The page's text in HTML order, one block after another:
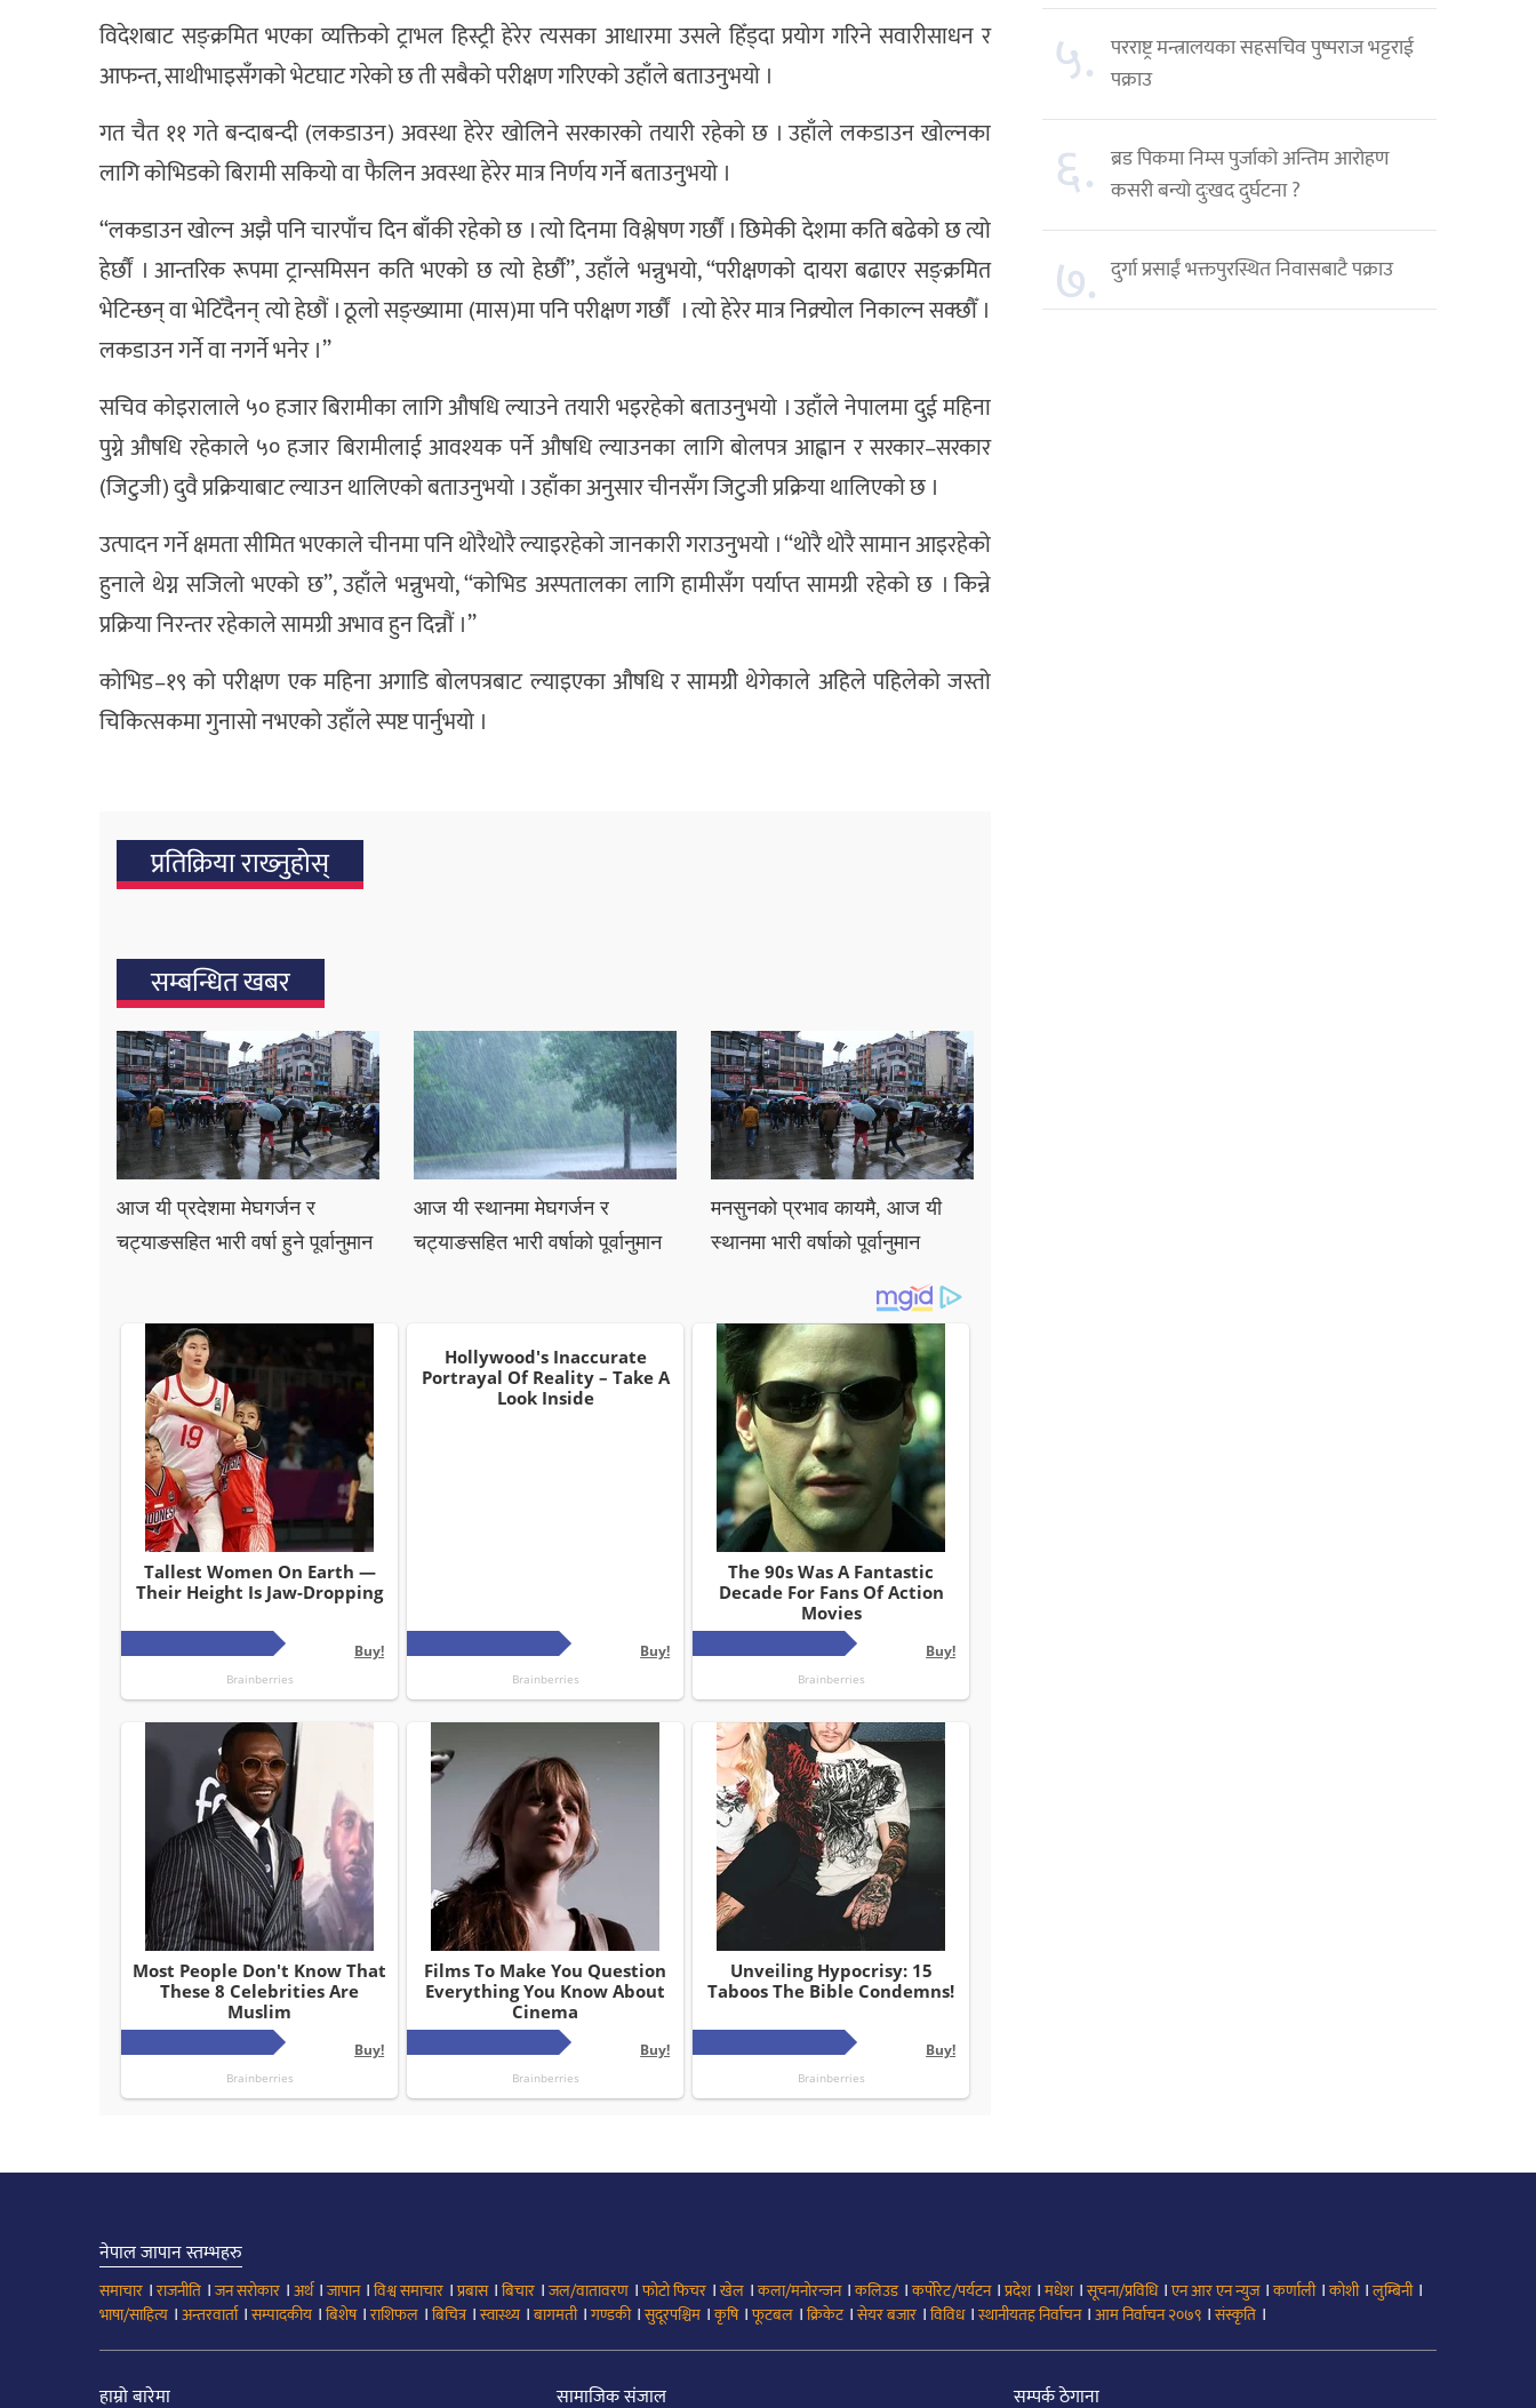
विदेशबाट सङ्क्रमित भएका व्यक्तिको ट्राभल हिस्ट्री हेरेर त्यसका आधारमा उसले हिँड्दा प्रयोग गरिने सवारीसाधन र
आफन्त, साथीभाइसँगको भेटघाट गरेको छ ती सबैको परीक्षण गरिएको उहाँले बताउनुभयो ।
गत चैत ११ गते बन्दाबन्दी (लकडाउन) अवस्था हेरेर खोलिने सरकारको तयारी रहेको छ । उहाँले लकडाउन खोल्नका
लागि कोभिडको बिरामी सकियो वा फैलिन अवस्था हेरेर मात्र निर्णय गर्ने बताउनुभयो ।
‘‘लकडाउन खोल्न अझै पनि चारपाँच दिन बाँकी रहेको छ । त्यो दिनमा विश्लेषण गर्छौं । छिमेकी देशमा कति बढेको छ त्यो
हेर्छौं । आन्तरिक रूपमा ट्रान्समिसन कति भएको छ त्यो हेर्छौ’’, उहाँले भन्नुभयो, “परीक्षणको दायरा बढाएर सङ्क्रमित
भेटिन्छन् वा भेटिँदैनन् त्यो हेछौं । ठूलो सङ्ख्यामा (मास)मा पनि परीक्षण गर्छौं । त्यो हेरेर मात्र निक्र्योल निकाल्न सक्छौँ ।
लकडाउन गर्ने वा नगर्ने भनेर ।’’
सचिव कोइरालाले ५० हजार बिरामीका लागि औषधि ल्याउने तयारी भइरहेको बताउनुभयो । उहाँले नेपालमा दुई महिना
पुग्ने औषधि रहेकाले ५० हजार बिरामीलाई आवश्यक पर्ने औषधि ल्याउनका लागि बोलपत्र आह्वान र सरकार–सरकार
(जिटुजी) दुवै प्रक्रियाबाट ल्याउन थालिएको बताउनुभयो । उहाँका अनुसार चीनसँग जिटुजी प्रक्रिया थालिएको छ ।
उत्पादन गर्ने क्षमता सीमित भएकाले चीनमा पनि थोरैथोरै ल्याइरहेको जानकारी गराउनुभयो । ‘‘थोरै थोरै सामान आइरहेको
हुनाले थेग्न सजिलो भएको छ’’, उहाँले भन्नुभयो, ‘‘कोभिड अस्पतालका लागि हामीसँग पर्याप्त सामग्री रहेको छ । किन्ने
प्रक्रिया निरन्तर रहेकाले सामग्री अभाव हुन दिन्नौं ।’’
कोभिड–१९ को परीक्षण एक महिना अगाडि बोलपत्रबाट ल्याइएका औषधि र सामग्रीे थेगेकाले अहिले पहिलेको जस्तो
चिकित्सकमा गुनासो नभएको उहाँले स्पष्ट पार्नुभयो ।
प्रतिक्रिया राख्‍नुहोस्
सम्बन्धित खबर
आज यी प्रदेशमा मेघगर्जन र
चट्याङसहित भारी वर्षा हुने पूर्वानुमान
आज यी स्थानमा मेघगर्जन र
चट्याङसहित भारी वर्षाको पूर्वानुमान
मनसुनको प्रभाव कायमै, आज यी
स्थानमा भारी वर्षाको पूर्वानुमान
५. परराष्ट्र मन्त्रालयका सहसचिव पुष्पराज भट्टराई
पक्राउ
६. ब्रड पिकमा निम्स पुर्जाको अन्तिम आरोहण
कसरी बन्यो दुःखद दुर्घटना ?
७. दुर्गा प्रसाईं भक्तपुरस्थित निवासबाटै पक्राउ
नेपाल जापान स्तम्भहरु
समाचार ।राजनीति ।जन सरोकार ।अर्थ।जापान।विश्व समाचार ।प्रबास।बिचार ।जल/वातावरण ।फोटो फिचर ।खेल ।कला/मनोरन्जन।कलिउड।कर्पोरेट/पर्यटन।प्रदेश।मधेश।सूचना/प्रविधि।एन आर एन न्युज।कर्णाली।कोशी।लुम्बिनी।
भाषा/साहित्य ।अन्तरवार्ता।सम्पादकीय ।बिशेष।राशिफल ।बिचित्र।स्वास्थ्य ।बागमती।गण्डकी।सुदूरपश्चिम ।कृषि।फूटबल ।क्रिकेट।सेयर बजार ।विविध।स्थानीयतह निर्वाचन।आम निर्वाचन २०७९ ।संस्कृति ।
हाम्रो बारेमा सामाजिक संजाल सम्पर्क ठेगाना